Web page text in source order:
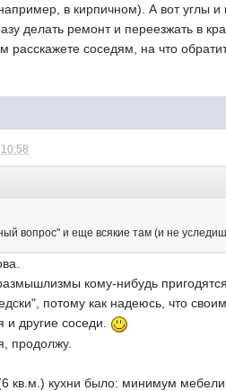
в кирпичном). А вот углы и
делать ремонт и переезжать в
расскажете соседям, на что
вопрос" и еще всякие там (и не
кому-нибудь
потому как надеюсь, что
и другие соседи.
продолжу.
кв.м.) кухни было: минимум